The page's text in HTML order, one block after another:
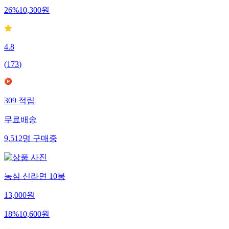
26%10,300원
4.8
(173)
309적립
무료배송
9,512명구매중
농심 신라면 10봉
13,000원
18%10,600원